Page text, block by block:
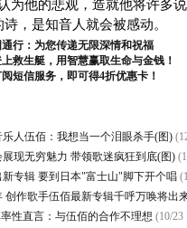
为他的悲观，造就他将许多
，是知音人就会被感动。
行：为您传递无限深情和祝福
救生艇，用智慧赢取生命与金钱！
短信服务，即可得4折优惠卡！
人伍佰：我想当一个泪眼杀手(图)
现无穷魅力 带领歌迷疯狂到底(图)
专辑 要到日本"富士山"脚下开个唱
创作歌手伍佰最新专辑千呼万唤将出
性直言：与伍佰的合作不理想 (10/23